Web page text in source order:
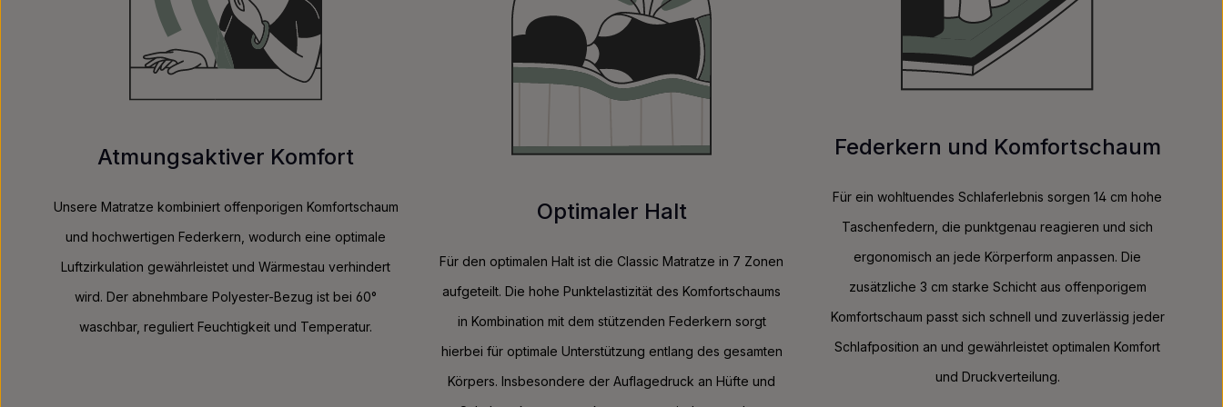
Atmungsaktiver Komfort
Unsere Matratze kombiniert offenporigen Komfortschaum
und hochwertigen Federkern, wodurch eine optimale
Luftzirkulation gewährleistet und Wärmestau verhindert
wird. Der abnehmbare Polyester-Bezug ist bei 60°
waschbar, reguliert Feuchtigkeit und Temperatur.
Optimaler Halt
Für den optimalen Halt ist die Classic Matratze in 7 Zonen
aufgeteilt. Die hohe Punktelastizität des Komfortschaums
in Kombination mit dem stützenden Federkern sorgt
hierbei für optimale Unterstützung entlang des gesamten
Körpers. Insbesondere der Auflagedruck an Hüfte und
Federkern und Komfortschaum
Für ein wohltuendes Schlaferlebnis sorgen 14 cm hohe
Taschenfedern, die punktgenau reagieren und sich
ergonomisch an jede Körperform anpassen. Die
zusätzliche 3 cm starke Schicht aus offenporigem
Komfortschaum passt sich schnell und zuverlässig jeder
Schlafposition an und gewährleistet optimalen Komfort
und Druckverteilung.